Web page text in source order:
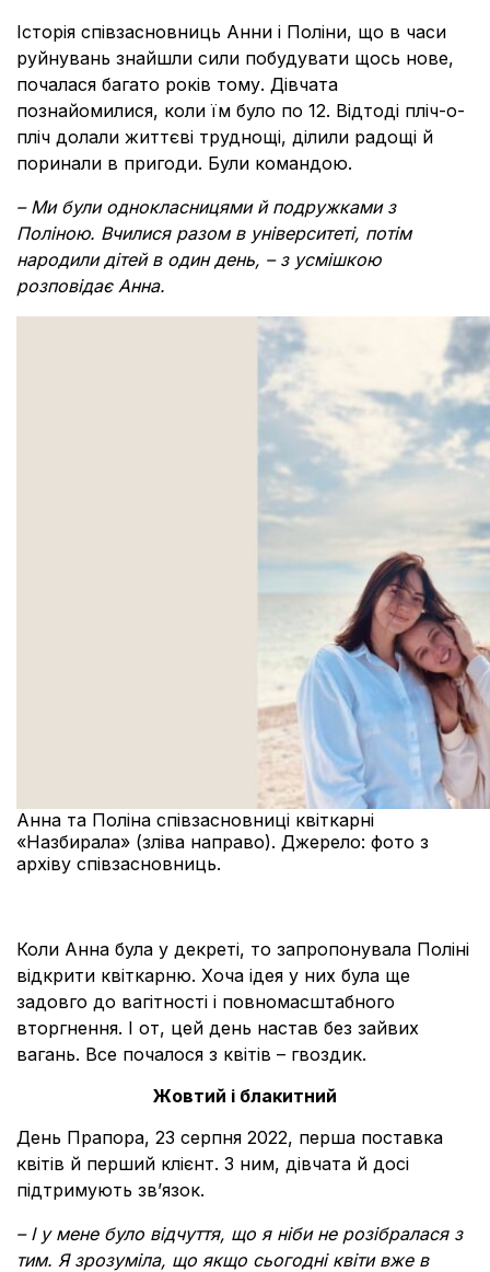
Історія співзасновниць Анни і Поліни, що в часи
руйнувань знайшли сили побудувати щось нове,
почалася багато років тому. Дівчата
познайомилися, коли їм було по 12. Відтоді пліч-о-
пліч долали життєві труднощі, ділили радощі й
поринали в пригоди. Були командою.
– Ми були однокласницями й подружками з
Поліною. Вчилися разом в університеті, потім
народили дітей в один день, – з усмішкою
розповідає Анна.
Анна та Поліна співзасновниці квіткарні
«Назбирала» (зліва направо). Джерело: фото з
архіву співзасновниць.
Коли Анна була у декреті, то запропонувала Поліні
відкрити квіткарню. Хоча ідея у них була ще
задовго до вагітності і повномасштабного
вторгнення. І от, цей день настав без зайвих
вагань. Все почалося з квітів – гвоздик.
Жовтий і блакитний
День Прапора, 23 серпня 2022, перша поставка
квітів й перший клієнт. З ним, дівчата й досі
підтримують звʼязок.
– І у мене було відчуття, що я ніби не розібралася з
тим. Я зрозуміла, що якщо сьогодні квіти вже в